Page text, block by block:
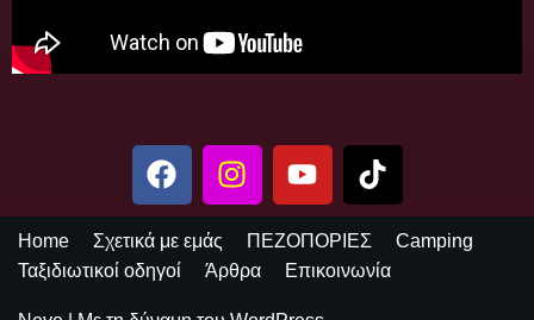
Home Σχετικά με εμάς ΠΕΖΟΠΟΡΙΕΣ
Camping
Ταξιδιωτικοί οδηγοί
Άρθρα Επικοινωνία